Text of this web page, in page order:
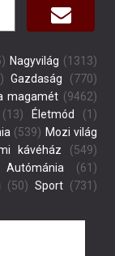
Nagyvilág (1313)
Gazdaság (770)
magamét (9462)
(13) Életmód
(1)
(539) Mozi világ
kávéház (549)
Autómánia (61)
(50) Sport(731)